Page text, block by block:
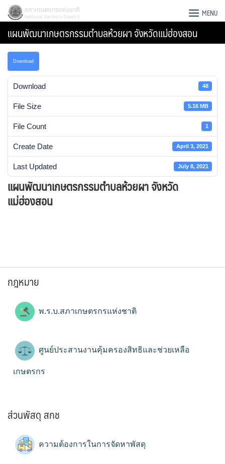
Skip
content
Search
for:
สภาเกษตรกรแห่งชาติ MENU
แผนพัฒนาเกษตรกรรมตำบลห้วยผา จังหวัดแม่ฮ่องสอน
Download
Download 48
File Size 5.16 MB
File Count 1
Create Date April 3, 2021
Last Updated July 8, 2021
แผนพัฒนาเกษตรกรรมตำบลห้วยผา จังหวัด
แม่ฮ่องสอน
กฎหมาย
พ.ร.บ.สภาเกษตรกรแห่งชาติ
ศูนย์ประสานงานคุ้มครองสิทธิและช่วยเหลือ
เกษตรกร
ส่วนพัสดุ สกช
ความต้องการในการจัดหาพัสดุ